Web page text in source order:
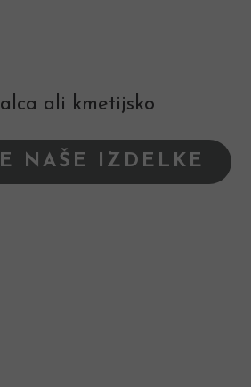
ali kmetijsko
NAŠE IZDELKE